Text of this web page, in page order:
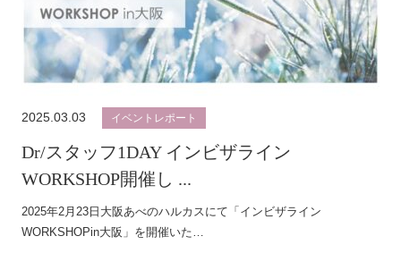
2025.03.03 イベントレポート
Dr/スタッフ1DAY インビザライン
WORKSHOP開催し ...
2025年2月23日大阪あべのハルカスにて「インビザライン
WORKSHOPin大阪」を開催いた…